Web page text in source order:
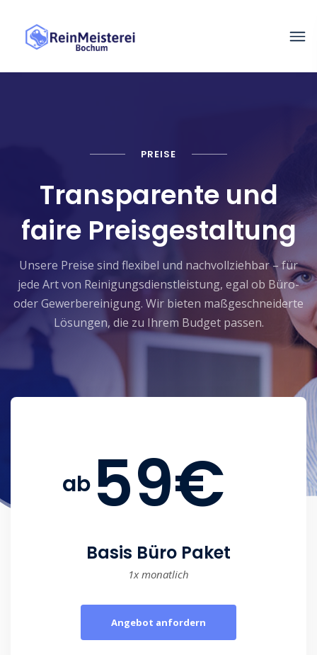
PREISE
Transparente und
faire Preisgestaltung
Unsere Preise sind flexibel und nachvollziehbar – für
jede Art von Reinigungsdienstleistung, egal ob Büro-
oder Gewerbereinigung. Wir bieten maßgeschneiderte
Lösungen, die zu Ihrem Budget passen.
ab 59€
Basis Büro Paket
1x monatlich
Angebot anfordern